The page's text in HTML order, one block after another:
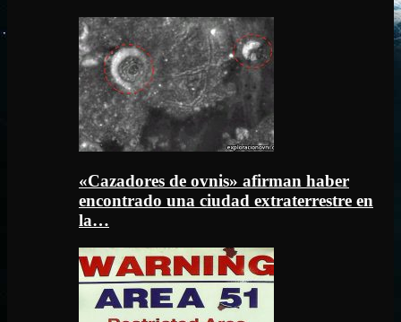
«Cazadores de ovnis» afirman haber
encontrado una ciudad extraterrestre en
la…